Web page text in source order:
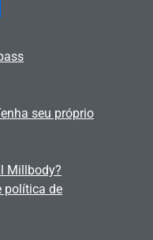
seu próprio
Millbody?
política de